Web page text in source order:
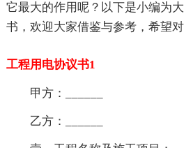
它最大的作用呢？以下是小编为
书，欢迎大家借鉴与参考，希望对
工程用电协议书1
甲方：______
乙方：______